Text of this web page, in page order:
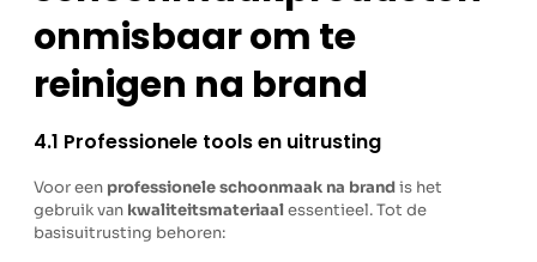
onmisbaar om te
reinigen na brand
4.1 Professionele tools en uitrusting
Voor een professionele schoonmaak na brandis het
gebruik van kwaliteitsmateriaalessentieel. Tot de
basisuitrusting behoren: